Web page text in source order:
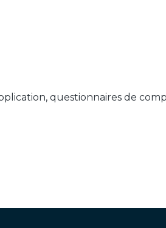
questionnaires de